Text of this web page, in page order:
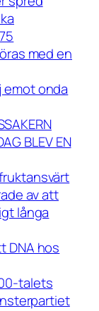
med en
emot onda
BLEV EN
av att
långa
DNA hos
talets